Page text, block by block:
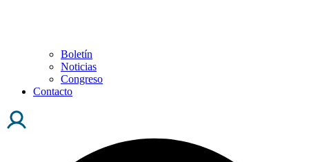
Boletín
Noticias
Congreso
Contacto